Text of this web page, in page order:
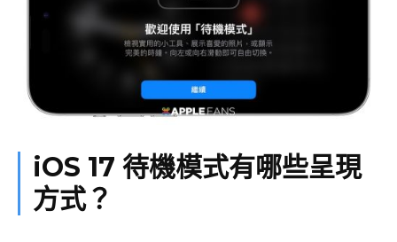
iOS 17 待機模式有哪些呈現
方式？